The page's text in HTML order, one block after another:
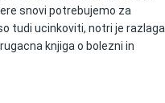
snovi potrebujemo za
tudi ucinkoviti, notri je razlaga
knjiga o bolezni in